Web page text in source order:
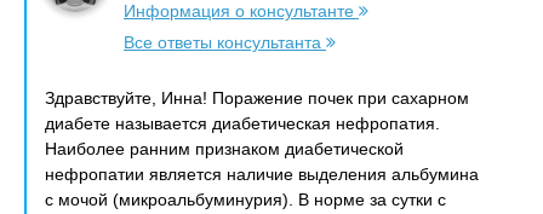
Информация о консультанте
Все ответы консультанта
Здравствуйте, Инна! Поражение почек при сахарном
диабете называется диабетическая нефропатия.
Наиболее ранним признаком диабетической
нефропатии является наличие выделения альбумина
с мочой (микроальбуминурия). В норме за сутки с